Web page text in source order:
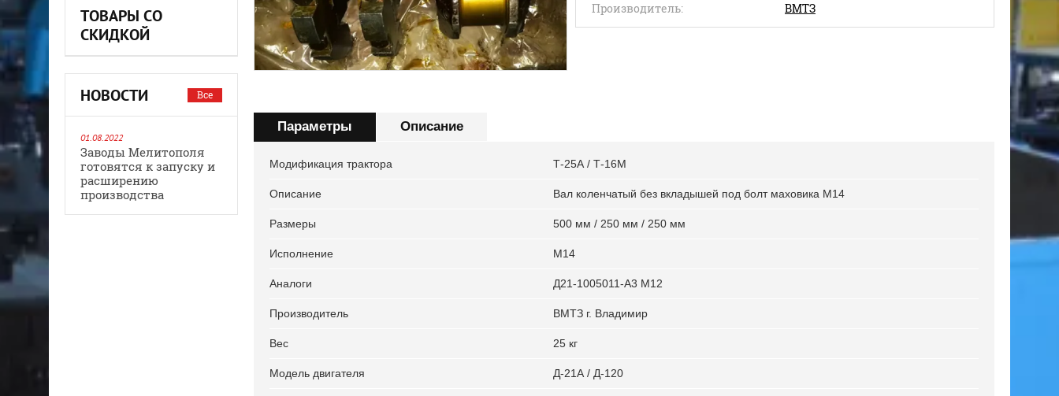
ТОВАРЫ СО
СКИДКОЙ
НОВОСТИ Все
01.08.2022
Заводы Мелитополя
готовятся к запуску и
расширению
производства
Производитель: ВМТЗ
Параметры Описание
Модификация трактора Т-25А / Т-16М
Описание Вал коленчатый без вкладышей под болт маховика М14
Размеры 500 мм / 250 мм / 250 мм
Исполнение М14
Аналоги Д21-1005011-А3 М12
Производитель ВМТЗ г. Владимир
Вес 25 кг
Модель двигателя Д-21А / Д-120